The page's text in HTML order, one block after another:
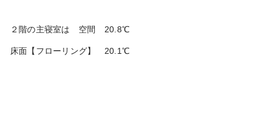
２階の主寝室は 空間 20.8℃
床面【フローリング】 20.1℃